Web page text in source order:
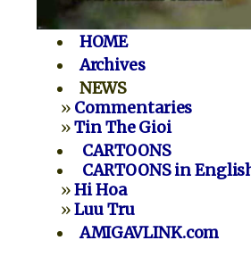
HOME
Archives
NEWS
» Commentaries
»Tin The Gioi
CARTOONS
CARTOONS in
»Hi Hoa
»Luu Tru
AMIGAVLINK.com